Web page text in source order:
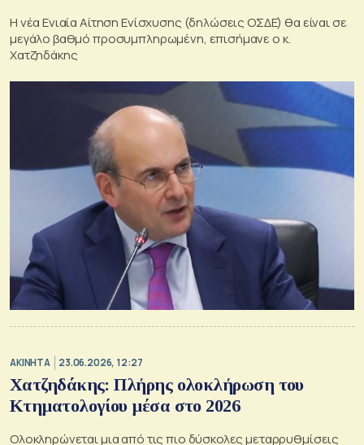
H νέα Ενιαία Αίτηση Ενίσχυσης (δηλώσεις ΟΣΔΕ) θα είναι σε
μεγάλο βαθμό προσυμπληρωμένη, επισήμανε ο κ.
Χατζηδάκης
ΑΚΙΝΗΤΑ 23.06.2026, 12:27
Χατζηδάκης: Πλήρης ολοκλήρωση του
Κτηματολογίου μέσα στο 2026
Ολοκληρώνεται μια από τις πιο δύσκολες μεταρρυθμίσεις